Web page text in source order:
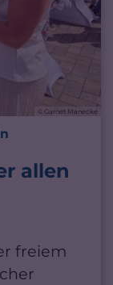
© Garnet Manecke
allen
freiem